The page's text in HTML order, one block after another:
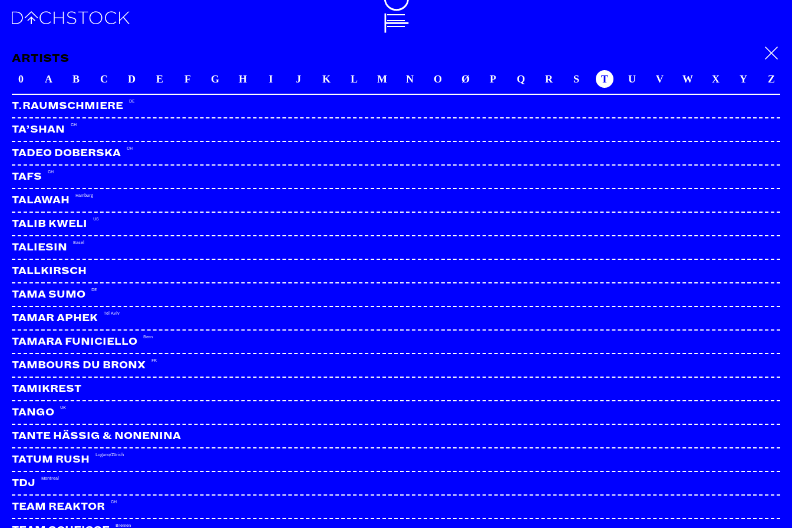
FERRIS LE BLEU
ARTISTS
0
A B C D E F G H I J K L M N O Ø P Q R S T U V W X Y Z
T.RAUMSCHMIERE DE
TA’SHAN CH
TADEO DOBERSKA CH
TAFS CH
TALAWAH Hamburg
TALIB KWELI US
TALIESIN Basel
TALLKIRSCH
TAMA SUMO DE
TAMAR APHEK Tel Aviv
TAMARA FUNICIELLO Bern
TAMBOURS DU BRONX FR
TAMIKREST
TANGO UK
TANTE HÄSSIG & NONENINA
TATUM RUSH Lugano/Zürich
TDJ Montreal
TEAM REAKTOR CH
Bremen